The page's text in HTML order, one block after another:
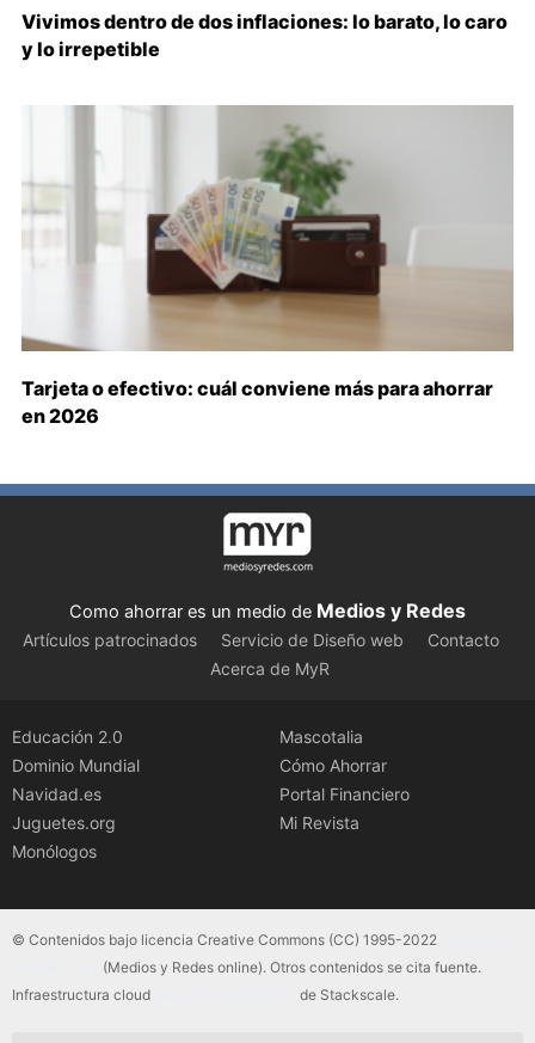
Vivimos dentro de dos inflaciones: lo barato, lo caro
y lo irrepetible
Tarjeta o efectivo: cuál conviene más para ahorrar
en 2026
Como ahorrar es un medio de Medios y Redes
Artículos patrocinados Servicio de Diseño web
Contacto
Acerca de MyR
Educación 2.0
Dominio Mundial
Navidad.es
Juguetes.org
Monólogos
Mascotalia
Cómo Ahorrar
Portal Financiero
Mi Revista
© Contenidos bajo licencia Creative Commons (CC) 1995-2022
(Medios y Redes online). Otros contenidos se cita fuente.
Infraestructura cloud
de Stackscale.